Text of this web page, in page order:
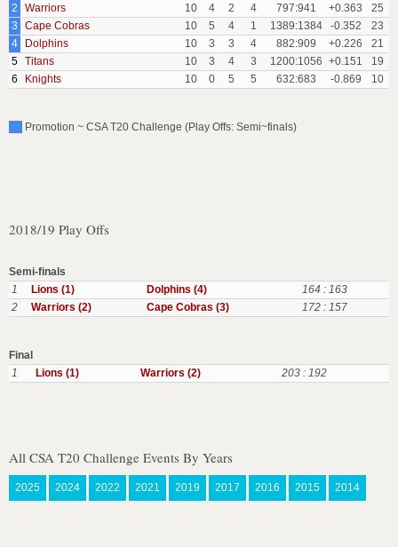
2
Warriors 10 4 2 4 797:941 +0.363
25
3
Cape Cobras 10 5 4 1 1389:1384 -0.352
23
4
Dolphins 10 3 3 4 882:909 +0.226
21
5 Titans 10 3 4 3 1200:1056 +0.151
19
6
Knights 10 0 5 5 632:683 -0.869 10
Promotion ~ CSA T20 Challenge (Play Offs: Semi~finals)
2018/19 Play Offs
Semi-finals
1
Lions (1) Dolphins (4)
164 : 163
2
Warriors (2) Cape Cobras (3) 172 : 157
Final
1
Lions (1) Warriors (2) 203 : 192
All CSA T20 Challenge Events By Years
2025 2024 2022 2021 2019 2017 2016 2015 2014